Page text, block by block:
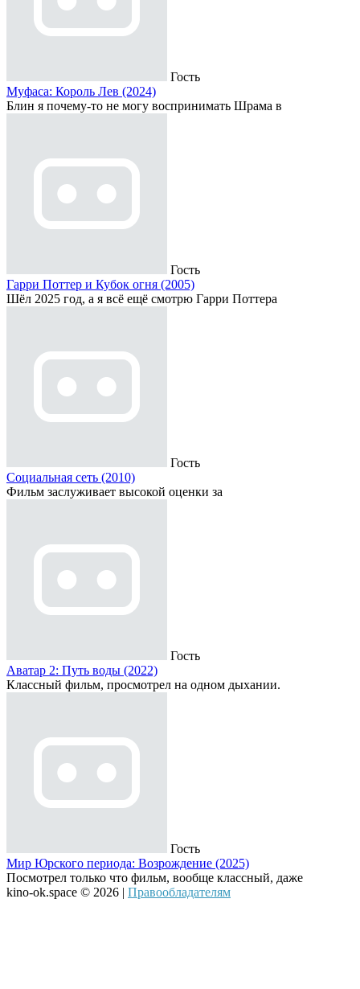
Гость
Муфаса: Король Лев (2024)
Блин я почему-то не могу воспринимать Шрама в
Гость
Гарри Поттер и Кубок огня (2005)
Шёл 2025 год, а я всё ещё смотрю Гарри Поттера
Гость
Социальная сеть (2010)
Фильм заслуживает высокой оценки за
Гость
Аватар 2: Путь воды (2022)
Классный фильм, просмотрел на одном дыхании.
Гость
Мир Юрского периода: Возрождение (2025)
Посмотрел только что фильм, вообще классный, даже
kino-ok.space © 2026 | Правообладателям